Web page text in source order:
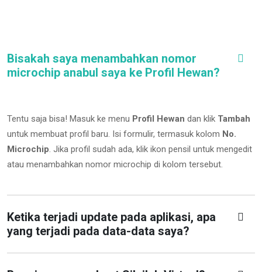
Bisakah saya menambahkan nomor
microchip anabul saya ke Profil Hewan?
Tentu saja bisa! Masuk ke menu Profil Hewan dan klik Tambah
untuk membuat profil baru. Isi formulir, termasuk kolom No.
Microchip. Jika profil sudah ada, klik ikon pensil untuk mengedit
atau menambahkan nomor microchip di kolom tersebut.
Ketika terjadi update pada aplikasi, apa
yang terjadi pada data-data saya?